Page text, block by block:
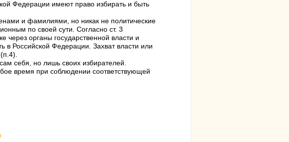
Федерации имеют право избирать и быть
и фамилиями, но никак не политические
по своей сути. Согласно ст. 3
через органы государственной власти и
в Российской Федерации. Захват власти или
себя, но лишь своих избирателей.
время при соблюдении соответствующей